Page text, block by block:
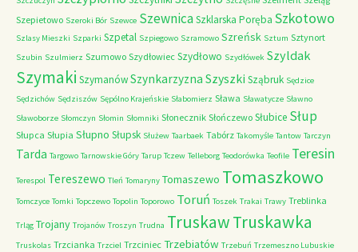
Szepietowo Szeroki Bór Szewce SzewnicaSzklarska Poręba Szkotowo
Szlasy Mieszki Szparki Szpetal Szpiegowo Szramowo Szreńsk Sztum Sztynort
Szubin Szulmierz Szumowo Szydłowiec Szydłowo Szydłówek Szyldak
Szymaki SzymanówSzynkarzyzna Szyszki Sząbruk Sędzice
Sędzichów Sędziszów Sępólno Krajeńskie Słabomierz Sława Sławatycze Sławno
Sławoborze Słomczyn Słomin Słomniki Słonecznik Słończewo Słubice Słup
Słupca Słupia Słupno Słupsk Służew Taarbaek Tabórz Takomyśle Tantow Tarczyn
Tarda Targowo Tarnowskie Góry Tarup Tczew Telleborg Teodorówka Teofile Teresin
Terespol Tereszewo Tleń Tomaryny Tomaszewo Tomaszkowo
Tomczyce Tomki Topczewo Topolin Toporowo Toruń Toszek Trakai Trawy Treblinka
Trląg Trojany Trojanów Troszyn Trudna TruskawTruskawka
Truskolas Trzcianka Trzciel Trzciniec Trzebiatów Trzebuń Trzemeszno Lubuskie